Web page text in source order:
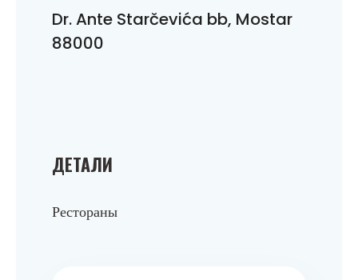
ДЕТАЛИ
Рестораны
Dr. Ante Starčevića bb, Mostar
88000